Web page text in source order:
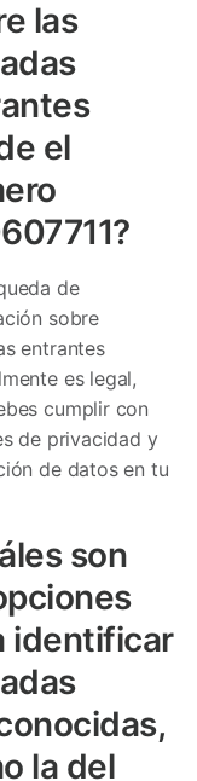
las
el
de
sobre
entrantes
es legal,
cumplir con
de privacidad y
de datos en tu
son
identificar
la del